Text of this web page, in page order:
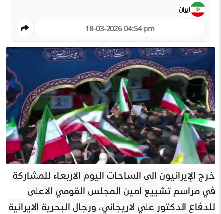
18-03-2026 04:54 pm
ايران
خرج الإيرانيون الى الساحات اليوم الاربعاء للمشاركة
في مراسم تشييع امين المجلس القومي الاعلى
للدفاع الدكتور علي لاريجاني، ورجال البحرية الايرانية